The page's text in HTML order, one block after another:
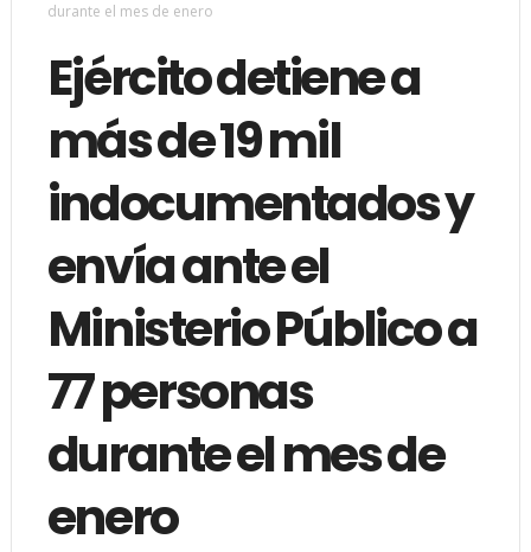
durante el mes de enero
Ejército detiene a
más de 19 mil
indocumentados y
envía ante el
Ministerio Público a
77 personas
durante el mes de
enero